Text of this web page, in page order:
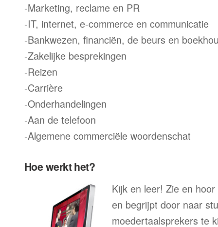
-Marketing, reclame en PR
-IT, internet, e-commerce en communicatie
-Bankwezen, financiën, de beurs en
-Zakelijke besprekingen
-Reizen
-Carrière
-Onderhandelingen
-Aan de telefoon
-Algemene commerciële woordenschat
Hoe werkt het?
Kijk en leer! Zie en
en begrijpt door naar
moedertaalsprekers te